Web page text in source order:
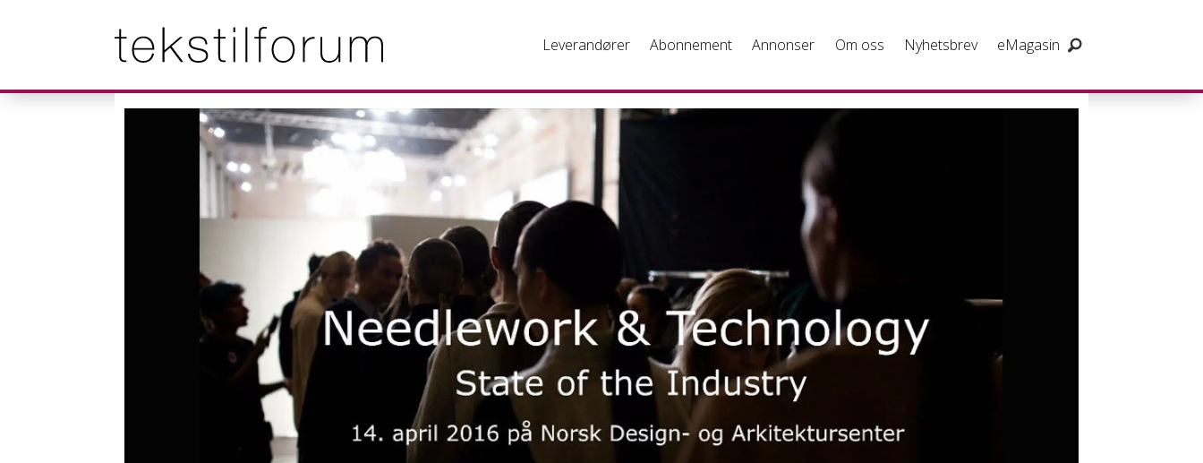
Leverandører Abonnement Annonser Om oss Nyhetsbrev eMagasin